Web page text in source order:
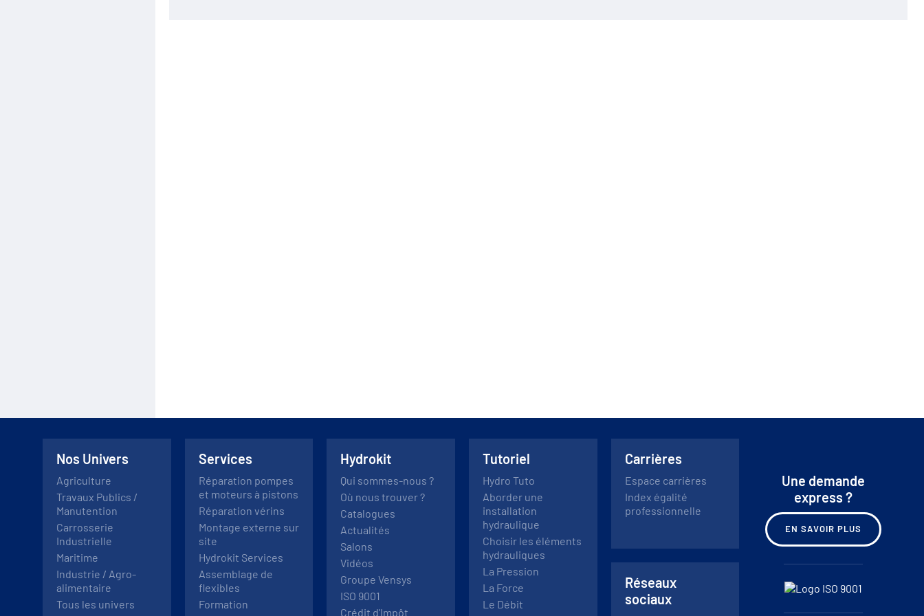
Nos Univers
Agriculture
Travaux Publics /
Manutention
Carrosserie
Industrielle
Maritime
Industrie / Agro-
alimentaire
Tous les univers
Services
Réparation pompes
et moteurs à pistons
Réparation vérins
Montage externe sur
site
Hydrokit Services
Assemblage de
flexibles
Formation
Hydrokit
Qui sommes-nous ?
Où nous trouver ?
Catalogues
Actualités
Salons
Vidéos
Groupe Vensys
ISO 9001
Crédit d'Impôt
Tutoriel
Hydro Tuto
Aborder une
installation
hydraulique
Choisir les éléments
hydrauliques
La Pression
La Force
Le Débit
Carrières
Espace carrières
Index égalité
professionnelle
Réseaux
sociaux
Une demande
express ?
EN SAVOIR PLUS